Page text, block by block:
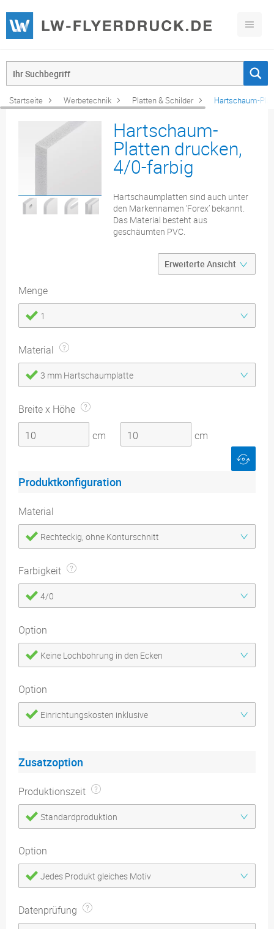
Startseite Werbetechnik Platten & Schilder Hartschaum-
Hartschaum-
Platten drucken,
4/0-farbig
Hartschaumplatten sind auch unter
den Markennamen ’Forex’ bekannt.
Das Material besteht aus
geschäumten PVC.
Menge
1
Material
3 mm Hartschaumplatte
Breite x Höhe
cm
cm
Produktkonfiguration
Material
Rechteckig, ohne Konturschnitt
Farbigkeit
4/0
Option
Keine Lochbohrung in den Ecken
Option
Einrichtungskosten inklusive
Zusatzoption
Produktionszeit
Standardproduktion
Option
Jedes Produkt gleiches Motiv
Datenprüfung